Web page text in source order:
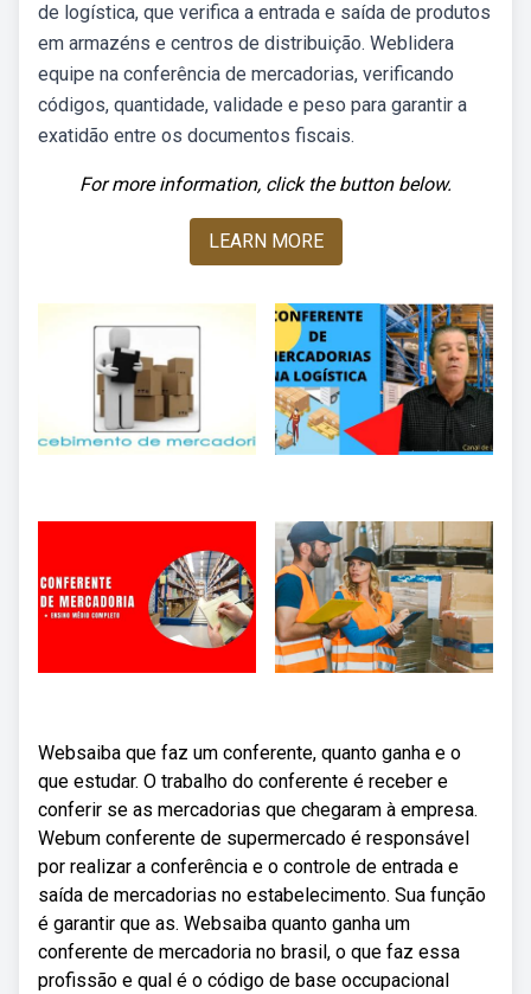
de logística, que verifica a entrada e saída de produtos
em armazéns e centros de distribuição. Weblidera
equipe na conferência de mercadorias, verificando
códigos, quantidade, validade e peso para garantir a
exatidão entre os documentos fiscais.
For more information, click the button below.
LEARN MORE
Websaiba que faz um conferente, quanto ganha e o
que estudar. O trabalho do conferente é receber e
conferir se as mercadorias que chegaram à empresa.
Webum conferente de supermercado é responsável
por realizar a conferência e o controle de entrada e
saída de mercadorias no estabelecimento. Sua função
é garantir que as. Websaiba quanto ganha um
conferente de mercadoria no brasil, o que faz essa
profissão e qual é o código de base occupacional